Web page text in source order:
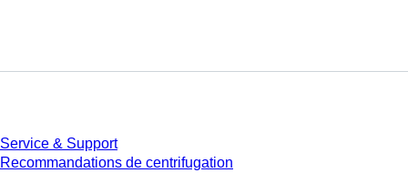
Service & Support
Recommandations de centrifugation